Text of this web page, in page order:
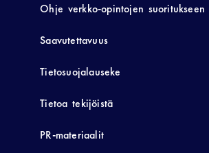
Ohje verkko-opintojen suoritukseen
Saavutettavuus
Tietosuojalauseke
Tietoa tekijöistä
PR-materiaalit